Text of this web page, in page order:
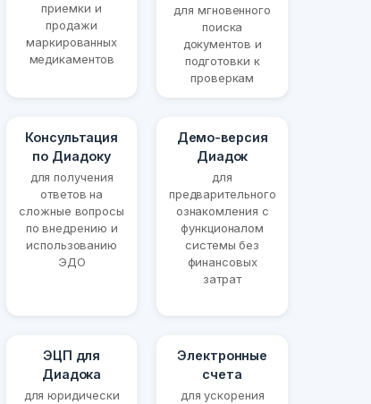
приемки и
продажи
маркированных
медикаментов
для мгновенного
поиска
документов и
подготовки к
проверкам
Консультация
по Диадоку
для получения
ответов на
сложные вопросы
по внедрению и
использованию
ЭДО
Демо-версия
Диадок
для
предварительного
ознакомления с
функционалом
системы без
финансовых
затрат
ЭЦП для
Диадока
для юридически
Электронные
счета
для ускорения